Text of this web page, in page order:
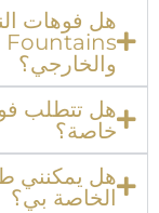
والخارجي؟
هل تتطلب
خاصة؟
هل يمكنني
الخاصة بي؟